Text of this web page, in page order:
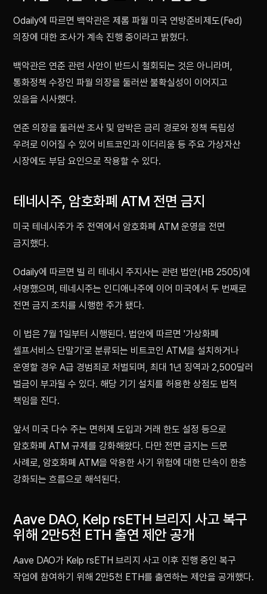
Odaily에 따르면 백악관은 제롬 파월 미국 연방준비제도(Fed)
의장에 대한 조사가 계속 진행 중이라고 밝혔다.
백악관은 연준 관련 사안이 반드시 철회되는 것은 아니라며,
통화정책 수장인 파월 의장을 둘러싼 불확실성이 이어지고
있음을 시사했다.
연준 의장을 둘러싼 조사 및 압박은 금리 경로와 정책 독립성
우려로 이어질 수 있어 비트코인과 이더리움 등 주요 가상자산
시장에도 부담 요인으로 작용할 수 있다.
테네시주, 암호화폐 ATM 전면 금지
미국 테네시주가 주 전역에서 암호화폐 ATM 운영을 전면
금지했다.
Odaily에 따르면 빌 리 테네시 주지사는 관련 법안(HB 2505)에
서명했으며, 테네시주는 인디애나주에 이어 미국에서 두 번째로
전면 금지 조치를 시행한 주가 됐다.
이 법은 7월 1일부터 시행된다. 법안에 따르면 '가상화폐
셀프서비스 단말기'로 분류되는 비트코인 ATM을 설치하거나
운영할 경우 A급 경범죄로 처벌되며, 최대 1년 징역과 2,500달러
벌금이 부과될 수 있다. 해당 기기 설치를 허용한 상점도 법적
책임을 진다.
앞서 미국 다수 주는 면허제 도입과 거래 한도 설정 등으로
암호화폐 ATM 규제를 강화해왔다. 다만 전면 금지는 드문
사례로, 암호화폐 ATM을 악용한 사기 위험에 대한 단속이 한층
강화되는 흐름으로 해석된다.
Aave DAO, Kelp rsETH 브리지 사고 복구
위해 2만5천 ETH 출연 제안 공개
Aave DAO가 Kelp rsETH 브리지 사고 이후 진행 중인 복구
작업에 참여하기 위해 2만5천 ETH를 출연하는 제안을 공개했다.